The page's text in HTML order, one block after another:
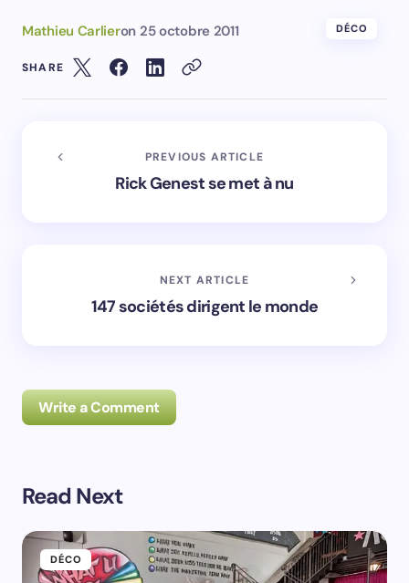
Mathieu Carlieron 25 octobre 2011 DÉCO
SHARE
PREVIOUS ARTICLE
Rick Genest se met à nu
NEXT ARTICLE
147 sociétés dirigent le monde
Write a Comment
Prévenez-moi de tous les nouveaux commentaires par
e-mail.
Read Next
DÉCO